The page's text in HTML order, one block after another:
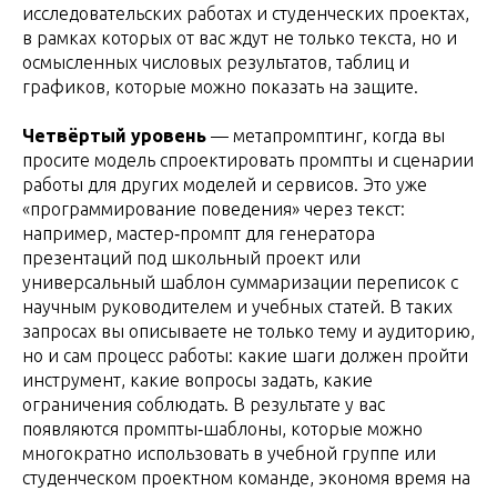
исследовательских работах и студенческих проектах,
в рамках которых от вас ждут не только текста, но и
осмысленных числовых результатов, таблиц и
графиков, которые можно показать на защите.
Четвёртый уровень — метапромптинг, когда вы
просите модель спроектировать промпты и сценарии
работы для других моделей и сервисов. Это уже
«программирование поведения» через текст:
например, мастер‑промпт для генератора
презентаций под школьный проект или
универсальный шаблон суммаризации переписок с
научным руководителем и учебных статей. В таких
запросах вы описываете не только тему и аудиторию,
но и сам процесс работы: какие шаги должен пройти
инструмент, какие вопросы задать, какие
ограничения соблюдать. В результате у вас
появляются промпты‑шаблоны, которые можно
многократно использовать в учебной группе или
студенческом проектном команде, экономя время на